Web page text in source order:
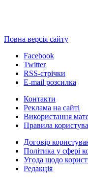
Повна версія сайту
Facebook
Twitter
RSS-стрічки
E-mail розсилка
Контакти
Реклама на сайті
Використання
Правила
Договір
Політика у сфері
Угода щодо
Редакція